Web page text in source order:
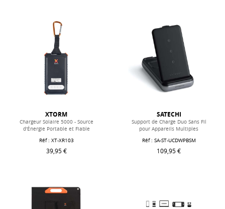
XTORM
Chargeur Solaire 5000 - Source
d'Énergie Portable et Fiable
Réf : XT-XR103
39,95 €
SATECHI
Support de Charge Duo Sans Fil
pour Appareils Multiples
Réf : SA-ST-UCDWPBSM
109,95 €